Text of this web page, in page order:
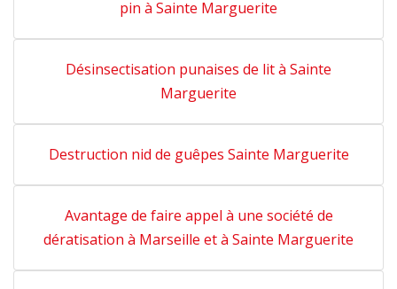
pin à Sainte Marguerite
Désinsectisation punaises de lit à Sainte
Marguerite
Destruction nid de guêpes Sainte Marguerite
Avantage de faire appel à une société de
dératisation à Marseille et à Sainte Marguerite